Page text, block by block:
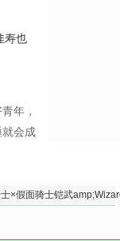
寿也
年，
会成
×假面骑士铠武